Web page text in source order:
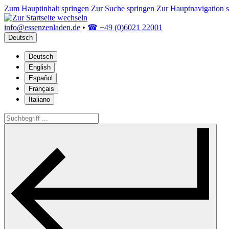
Zum Hauptinhalt springen Zur Suche springen Zur Hauptnavigation
info@essenzenladen.de • ☎ +49 (0)6021 22001
Deutsch
Deutsch
English
Español
Français
Italiano